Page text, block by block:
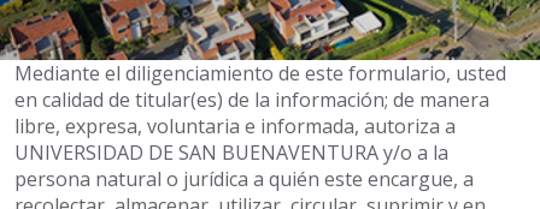
Mediante el diligenciamiento de este formulario, usted
en calidad de titular(es) de la información; de manera
libre, expresa, voluntaria e informada, autoriza a
UNIVERSIDAD DE SAN BUENAVENTURA y/o a la
persona natural o jurídica a quién este encargue, a